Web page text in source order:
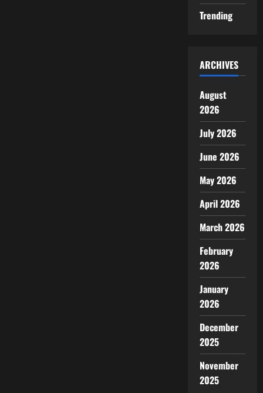
Trending
ARCHIVES
August
2026
July 2026
June 2026
May 2026
April 2026
March 2026
February
2026
January
2026
December
2025
November
2025